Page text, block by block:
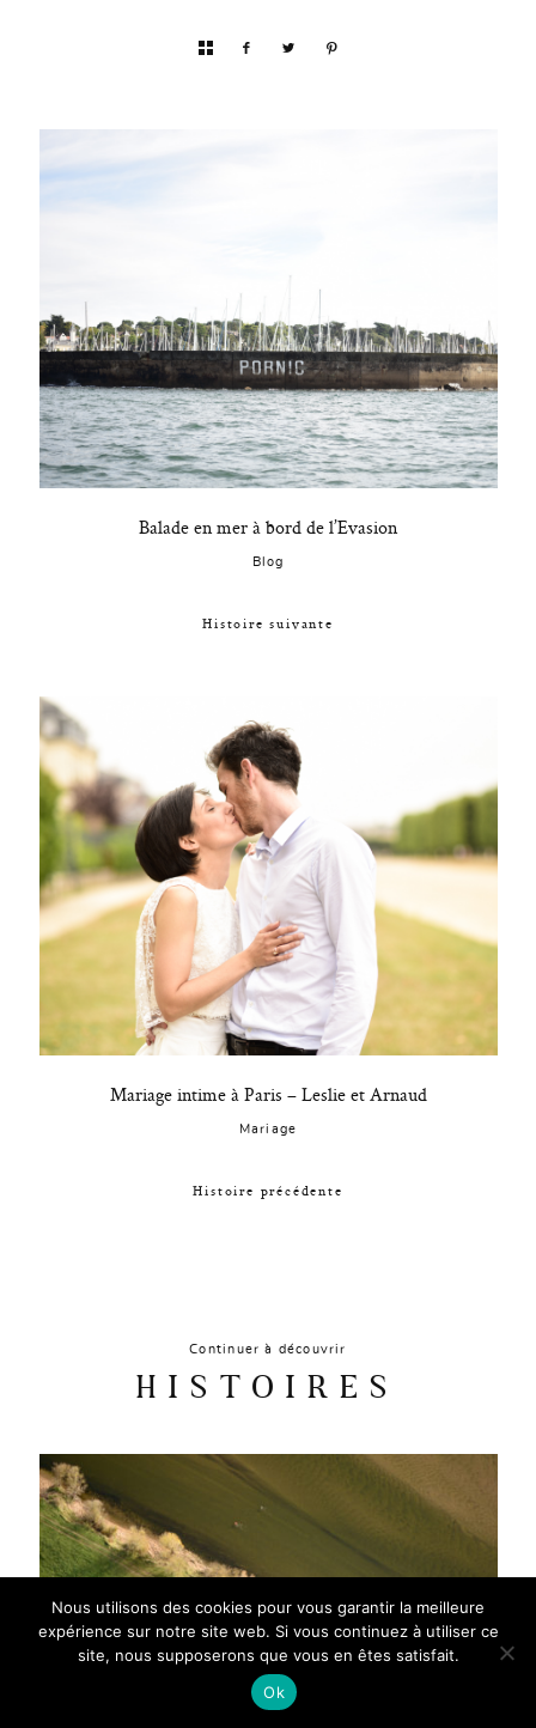
Mariage intime à Paris – Leslie et Arnaud
Mariage
Histoire précédente
Balade en mer à bord de l’Evasion
Blog
Histoire suivante
Continuer à découvrir
HISTOIRES
Nous utilisons des cookies pour vous garantir la meilleure
expérience sur notre site web. Si vous continuez à utiliser ce
site, nous supposerons que vous en êtes satisfait.
Ok